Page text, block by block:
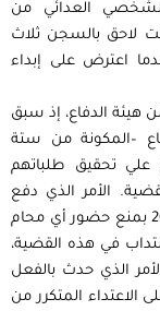
العدائي من
لاحق بالسجن ثلاث
اعترض على إبداء
هيئة الدفاع، إذ سبق
–المكونة من ستة
علي تحقيق طلباتهم
الأمر الذي دفع
نقيب المحامين إلى إصدار قرار في 22 نوفمبر 2014 بمنع حضور أي محام
في هذه القضية،
الذي حدث بالفعل
المتكرر من